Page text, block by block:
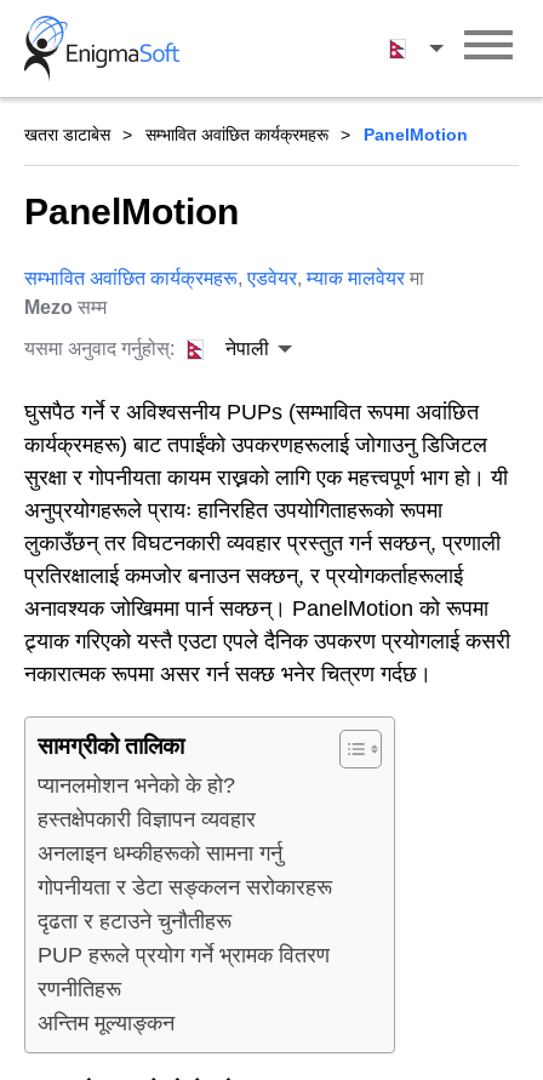
Skip
content
नेपाली
खतरा डाटाबेस सम्भावित अवांछित कार्यक्रमहरू PanelMotion
PanelMotion
सम्भावित अवांछित कार्यक्रमहरू,एडवेयर,म्याक मालवेयर मा
Mezo सम्म
यसमा अनुवाद गर्नुहोस्:
नेपाली
घुसपैठ गर्ने र अविश्वसनीय PUPs (सम्भावित रूपमा अवांछित
कार्यक्रमहरू) बाट तपाईंको उपकरणहरूलाई जोगाउनु डिजिटल
सुरक्षा र गोपनीयता कायम राख्नको लागि एक महत्त्वपूर्ण भाग हो। यी
अनुप्रयोगहरूले प्रायः हानिरहित उपयोगिताहरूको रूपमा
लुकाउँछन् तर विघटनकारी व्यवहार प्रस्तुत गर्न सक्छन्, प्रणाली
प्रतिरक्षालाई कमजोर बनाउन सक्छन्, र प्रयोगकर्ताहरूलाई
अनावश्यक जोखिममा पार्न सक्छन्। PanelMotion को रूपमा
ट्र्याक गरिएको यस्तै एउटा एपले दैनिक उपकरण प्रयोगलाई कसरी
नकारात्मक रूपमा असर गर्न सक्छ भनेर चित्रण गर्दछ।
सामग्रीको तालिका
प्यानलमोशन भनेको के हो?
हस्तक्षेपकारी विज्ञापन व्यवहार
अनलाइन धम्कीहरूको सामना गर्नु
गोपनीयता र डेटा सङ्कलन सरोकारहरू
दृढता र हटाउने चुनौतीहरू
PUP हरूले प्रयोग गर्ने भ्रामक वितरण
रणनीतिहरू
अन्तिम मूल्याङ्कन